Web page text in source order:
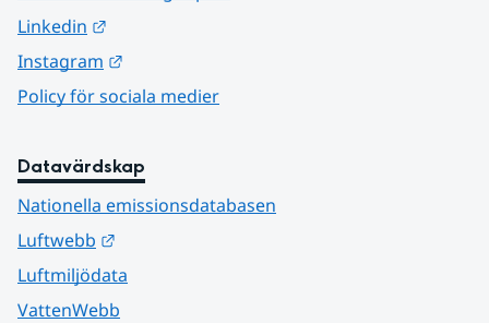
Linkedin
Instagram
Policy för sociala medier
Datavärdskap
Nationella emissionsdatabasen
Luftwebb
Luftmiljödata
VattenWebb